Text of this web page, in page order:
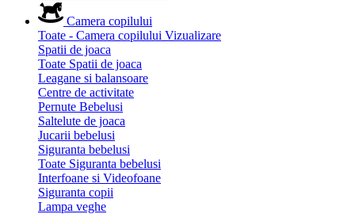
Camera copilului
Toate - Camera copilului Vizualizare
Spatii de joaca
Toate Spatii de joaca
Leagane si balansoare
Centre de activitate
Pernute Bebelusi
Saltelute de joaca
Jucarii bebelusi
Siguranta bebelusi
Toate Siguranta bebelusi
Interfoane si Videofoane
Siguranta copii
Lampa veghe